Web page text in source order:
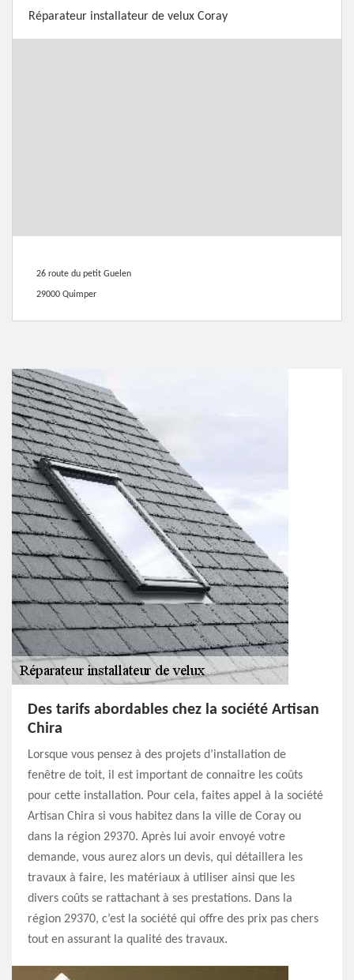
Réparateur installateur de velux Coray
26 route du petit Guelen
29000 Quimper
Des tarifs abordables chez la société Artisan
Chira
Lorsque vous pensez à des projets d’installation de
fenêtre de toit, il est important de connaitre les coûts
pour cette installation. Pour cela, faites appel à la société
Artisan Chira si vous habitez dans la ville de Coray ou
dans la région 29370. Après lui avoir envoyé votre
demande, vous aurez alors un devis, qui détaillera les
travaux à faire, les matériaux à utiliser ainsi que les
divers coûts se rattachant à ses prestations. Dans la
région 29370, c’est la société qui offre des prix pas chers
tout en assurant la qualité des travaux.